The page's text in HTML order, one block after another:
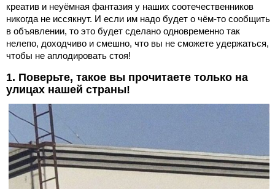
креатив и неуёмная фантазия у наших соотечественников
никогда не иссякнут. И если им надо будет о чём-то сообщить
в объявлении, то это будет сделано одновременно так
нелепо, доходчиво и смешно, что вы не сможете удержаться,
чтобы не аплодировать стоя!
1. Поверьте, такое вы прочитаете только на
улицах нашей страны!